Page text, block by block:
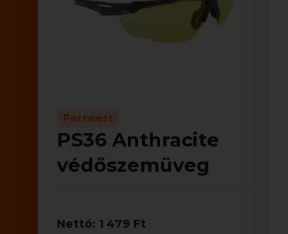
Portwest
PS36 Anthracite
védőszemüveg
Nettó: 1 479 Ft